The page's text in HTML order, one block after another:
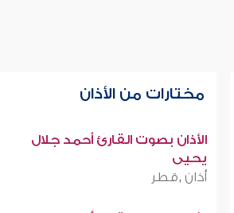
مختارات من الأذان
الأذان بصوت القارئ أحمد جلال
يحيى
أذان ,قطر